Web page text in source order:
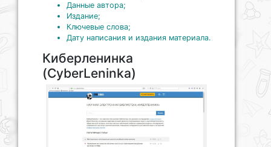
Данные автора;
Издание;
Ключевые слова;
Дату написания и издания материала.
Киберленинка
(CyberLeninka)